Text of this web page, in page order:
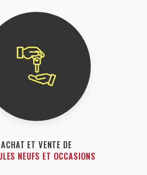
ACHAT ET VENTE DE
NEUFS ET OCCASIONS